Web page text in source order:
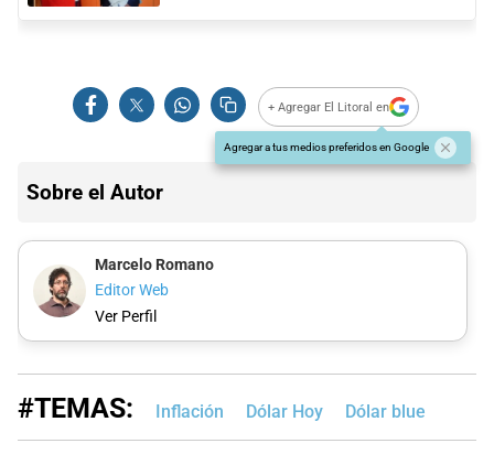
+ Agregar El Litoral en
Agregar a tus medios preferidos en Google
Sobre el Autor
Marcelo Romano
Editor Web
Ver Perfil
#TEMAS: Inflación Dólar Hoy Dólar blue